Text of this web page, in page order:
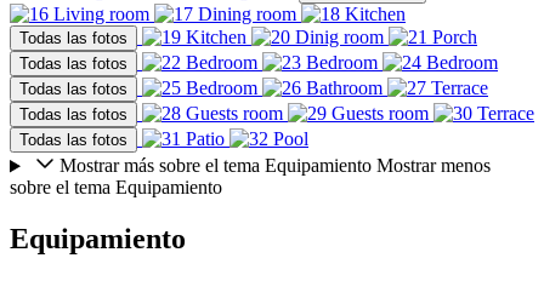
Todas las fotos
Todas las fotos
Todas las fotos
Todas las fotos
Todas las fotos
Mostrar más sobre el tema Equipamiento Mostrar menos
sobre el tema Equipamiento
Equipamiento